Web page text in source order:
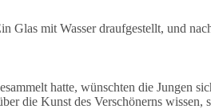
mit Wasser draufgestellt, und
hatte, wünschten die Jungen
die Kunst des Verschönerns